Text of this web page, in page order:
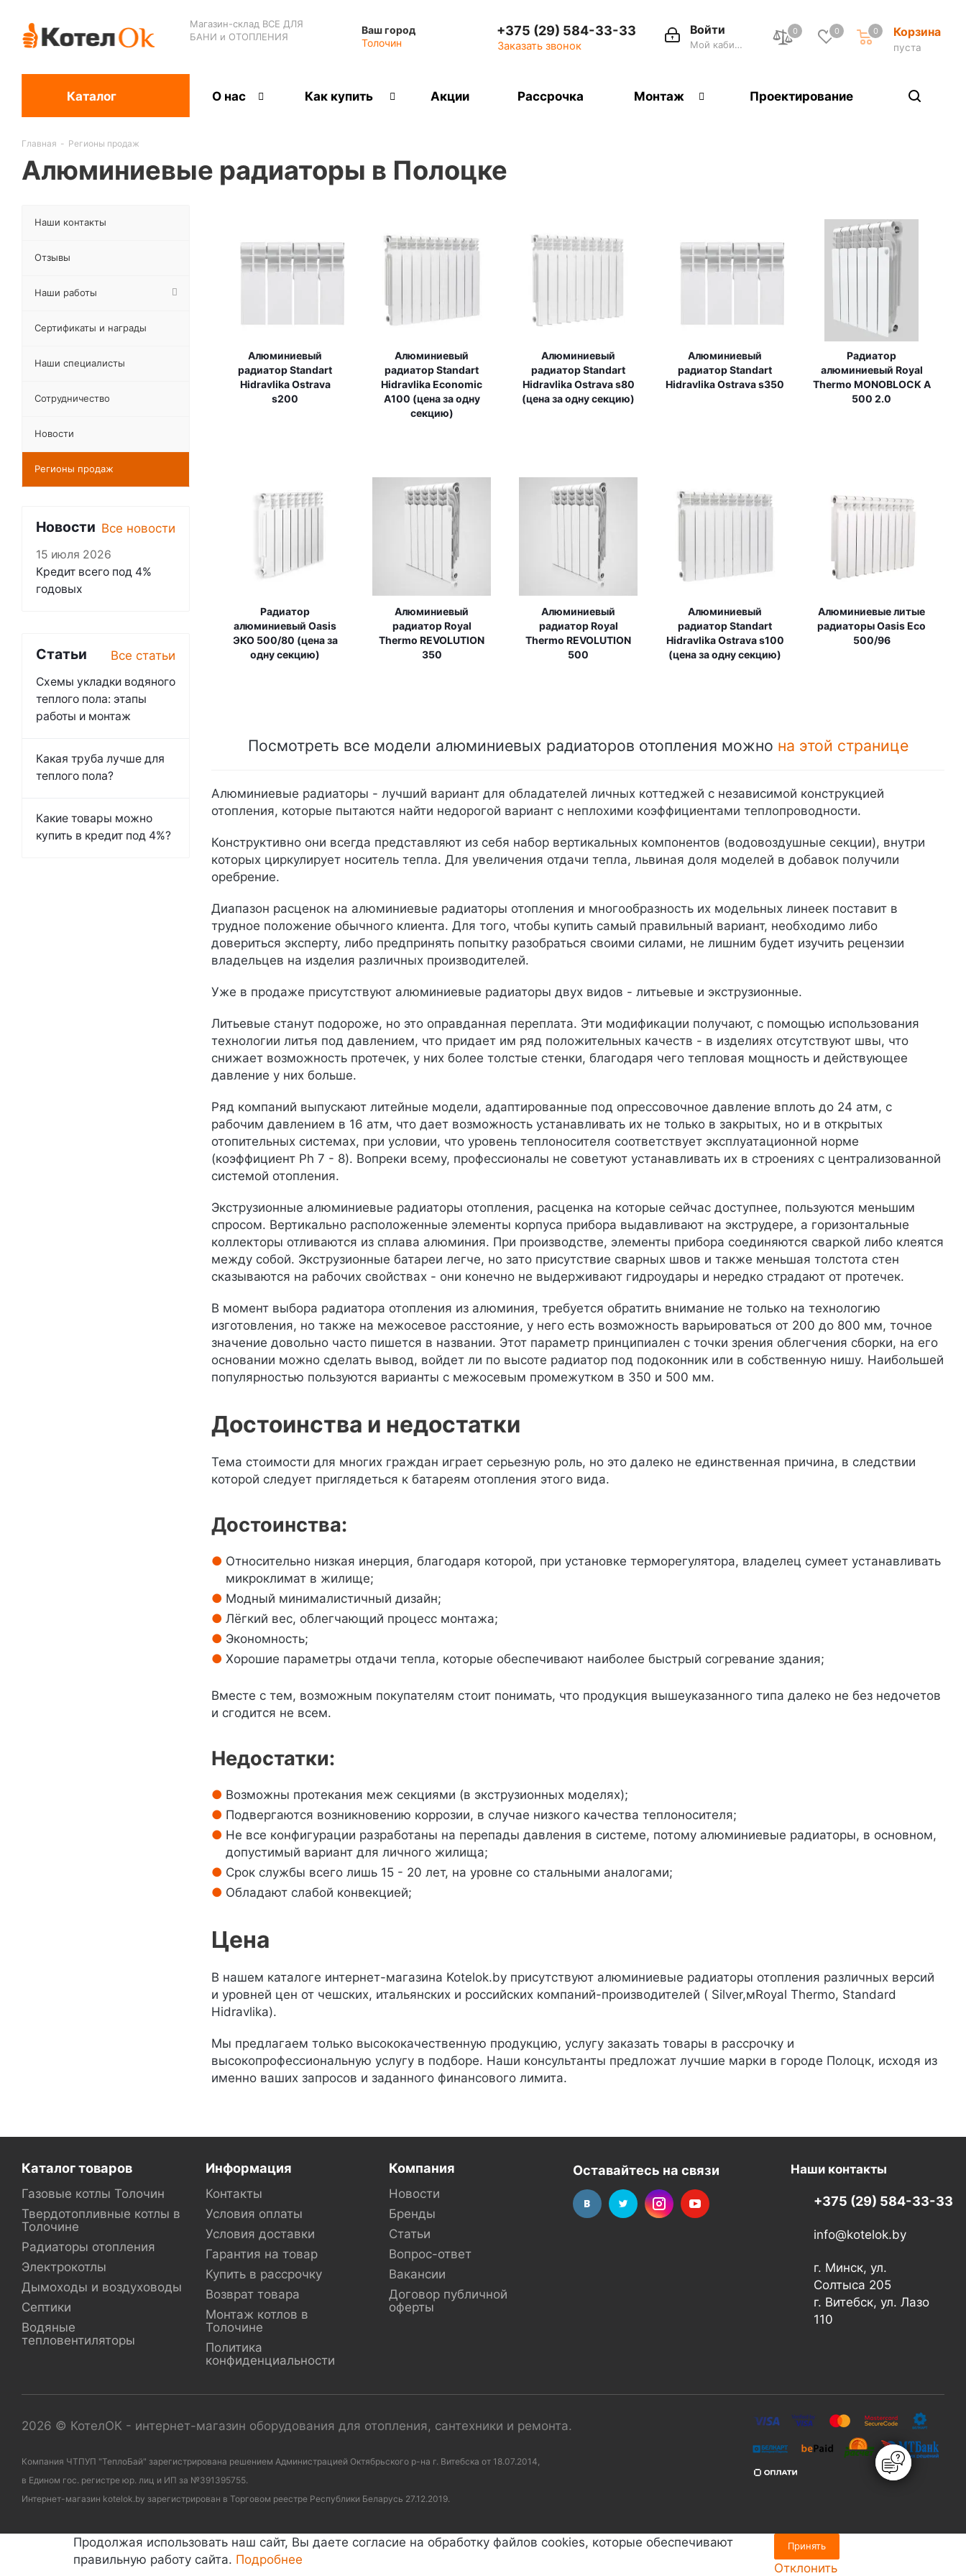
Магазин-склад ВСЕ ДЛЯ
БАНИ и ОТОПЛЕНИЯ
Ваш город
Толочин
0 0 Корзина
пуста
0
Войти
Мой кабинет
+375 (29) 584-33-33
Заказать звонок
Каталог О нас Как купить Акции Рассрочка Монтаж Проектирование
Главная - Регионы продаж
Алюминиевые радиаторы в Полоцке
Алюминиевый
радиатор Standart
Hidravlika Ostrava
s200
Алюминиевый
радиатор Standart
Hidravlika Economic
A100 (цена за одну
секцию)
Алюминиевый
радиатор Standart
Hidravlika Ostrava s80
(цена за одну секцию)
Алюминиевый
радиатор Standart
Hidravlika Ostrava s350
Радиатор
алюминиевый Royal
Thermo MONOBLOCK A
500 2.0
Радиатор
алюминиевый Oasis
ЭКО 500/80 (цена за
одну секцию)
Алюминиевый
радиатор Royal
Thermo REVOLUTION
350
Алюминиевый
радиатор Royal
Thermo REVOLUTION
500
Алюминиевый
радиатор Standart
Hidravlika Ostrava s100
(цена за одну секцию)
Алюминиевые литые
радиаторы Oasis Eco
500/96
Посмотреть все модели алюминиевых радиаторов отопления можно на этой странице
Алюминиевые радиаторы - лучший вариант для обладателей личных коттеджей с независимой конструкцией
отопления, которые пытаются найти недорогой вариант с неплохими коэффициентами теплопроводности.
Конструктивно они всегда представляют из себя набор вертикальных компонентов (водовоздушные секции), внутри
которых циркулирует носитель тепла. Для увеличения отдачи тепла, львиная доля моделей в добавок получили
оребрение.
Диапазон расценок на алюминиевые радиаторы отопления и многообразность их модельных линеек поставит в
трудное положение обычного клиента. Для того, чтобы купить самый правильный вариант, необходимо либо
довериться эксперту, либо предпринять попытку разобраться своими силами, не лишним будет изучить рецензии
владельцев на изделия различных производителей.
Уже в продаже присутствуют алюминиевые радиаторы двух видов - литьевые и экструзионные.
Литьевые станут подороже, но это оправданная переплата. Эти модификации получают, с помощью использования
технологии литья под давлением, что придает им ряд положительных качеств - в изделиях отсутствуют швы, что
снижает возможность протечек, у них более толстые стенки, благодаря чего тепловая мощность и действующее
давление у них больше.
Ряд компаний выпускают литейные модели, адаптированные под опрессовочное давление вплоть до 24 атм, с
рабочим давлением в 16 атм, что дает возможность устанавливать их не только в закрытых, но и в открытых
отопительных системах, при условии, что уровень теплоносителя соответствует эксплуатационной норме
(коэффициент Ph 7 - 8). Вопреки всему, профессионалы не советуют устанавливать их в строениях с централизованной
системой отопления.
Экструзионные алюминиевые радиаторы отопления, расценка на которые сейчас доступнее, пользуются меньшим
спросом. Вертикально расположенные элементы корпуса прибора выдавливают на экструдере, а горизонтальные
коллекторы отливаются из сплава алюминия. При производстве, элементы прибора соединяются сваркой либо клеятся
между собой. Экструзионные батареи легче, но зато присутствие сварных швов и также меньшая толстота стен
сказываются на рабочих свойствах - они конечно не выдерживают гидроудары и нередко страдают от протечек.
В момент выбора радиатора отопления из алюминия, требуется обратить внимание не только на технологию
изготовления, но также на межосевое расстояние, у него есть возможность варьироваться от 200 до 800 мм, точное
значение довольно часто пишется в названии. Этот параметр принципиален с точки зрения облегчения сборки, на его
основании можно сделать вывод, войдет ли по высоте радиатор под подоконник или в собственную нишу. Наибольшей
популярностью пользуются варианты с межосевым промежутком в 350 и 500 мм.
Достоинства и недостатки
Тема стоимости для многих граждан играет серьезную роль, но это далеко не единственная причина, в следствии
которой следует приглядеться к батареям отопления этого вида.
Достоинства:
Относительно низкая инерция, благодаря которой, при установке терморегулятора, владелец сумеет устанавливать
микроклимат в жилище;
Модный минималистичный дизайн;
Лёгкий вес, облегчающий процесс монтажа;
Экономность;
Хорошие параметры отдачи тепла, которые обеспечивают наиболее быстрый согревание здания;
Вместе с тем, возможным покупателям стоит понимать, что продукция вышеуказанного типа далеко не без недочетов
и сгодится не всем.
Недостатки:
Возможны протекания меж секциями (в экструзионных моделях);
Подвергаются возникновению коррозии, в случае низкого качества теплоносителя;
Не все конфигурации разработаны на перепады давления в системе, потому алюминиевые радиаторы, в основном,
допустимый вариант для личного жилища;
Срок службы всего лишь 15 - 20 лет, на уровне со стальными аналогами;
Обладают слабой конвекцией;
Цена
В нашем каталоге интернет-магазина Kotelok.by присутствуют алюминиевые радиаторы отопления различных версий
и уровней цен от чешских, итальянских и российских компаний-производителей ( Silver,мRoyal Thermo, Standard
Hidravlika).
Мы предлагаем только высококачественную продукцию, услугу заказать товары в рассрочку и
высокопрофессиональную услугу в подборе. Наши консультанты предложат лучшие марки в городе Полоцк, исходя из
именно ваших запросов и заданного финансового лимита.
Наши контакты
Отзывы
Наши работы
Сертификаты и награды
Наши специалисты
Сотрудничество
Новости
Регионы продаж
Новости Все новости
15 июля 2026
Кредит всего под 4%
годовых
Статьи Все статьи
Схемы укладки водяного
теплого пола: этапы
работы и монтаж
Какая труба лучше для
теплого пола?
Какие товары можно
купить в кредит под 4%?
Каталог товаров
Газовые котлы Толочин
Твердотопливные котлы в
Толочине
Радиаторы отопления
Электрокотлы
Дымоходы и воздуховоды
Септики
Водяные
тепловентиляторы
Информация
Контакты
Условия оплаты
Условия доставки
Гарантия на товар
Купить в рассрочку
Возврат товара
Монтаж котлов в
Толочине
Политика
конфиденциальности
Компания
Новости
Бренды
Статьи
Вопрос-ответ
Вакансии
Договор публичной
оферты
Оставайтесь на связи Наши контакты
+375 (29) 584-33-33
info@kotelok.by
г. Минск, ул.
Солтыса 205
г. Витебск, ул. Лазо
110
2026 © КотелОК - интернет-магазин оборудования для отопления, сантехники и ремонта.
Компания ЧТПУП "ТеплоБай" зарегистрирована решением Администрацией Октябрьского р-на г. Витебска от 18.07.2014,
в Едином гос. регистре юр. лиц и ИП за №391395755.
Интернет-магазин kotelok.by зарегистрирован в Торговом реестре Республики Беларусь 27.12.2019.
Продолжая использовать наш сайт, Вы даете согласие на обработку файлов cookies, которые обеспечивают
правильную работу сайта. Подробнее
Принять
Отклонить